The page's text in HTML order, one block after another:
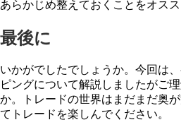
あらかじめ整えておくことをオスス
最後に
いかがでしたでしょうか。今回は
ピングについて解説しましたがご
か。トレードの世界はまだまだ奥
てトレードを楽しんでください。